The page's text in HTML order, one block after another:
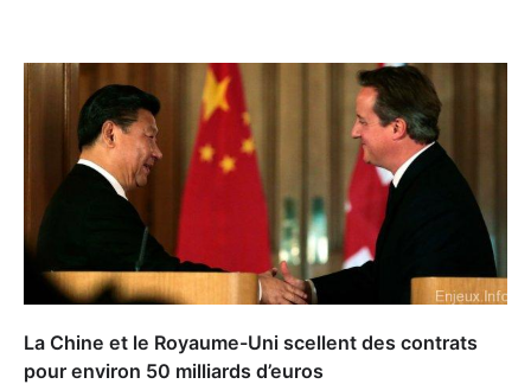
La Chine et le Royaume-Uni scellent des contrats
pour environ 50 milliards d’euros